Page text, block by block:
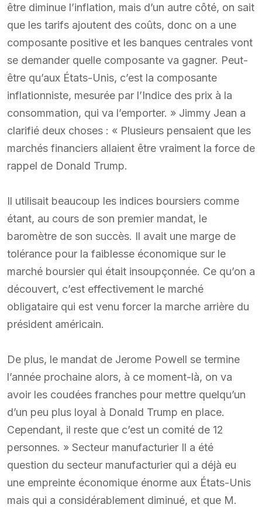
être diminue l’inflation, mais d’un autre côté, on sait
que les tarifs ajoutent des coûts, donc on a une
composante positive et les banques centrales vont
se demander quelle composante va gagner. Peut-
être qu’aux États-Unis, c’est la composante
inflationniste, mesurée par l’Indice des prix à la
consommation, qui va l’emporter. » Jimmy Jean a
clarifié deux choses : « Plusieurs pensaient que les
marchés financiers allaient être vraiment la force de
rappel de Donald Trump.
Il utilisait beaucoup les indices boursiers comme
étant, au cours de son premier mandat, le
baromètre de son succès. Il avait une marge de
tolérance pour la faiblesse économique sur le
marché boursier qui était insoupçonnée. Ce qu’on a
découvert, c’est effectivement le marché
obligataire qui est venu forcer la marche arrière du
président américain.
De plus, le mandat de Jerome Powell se termine
l’année prochaine alors, à ce moment-là, on va
avoir les coudées franches pour mettre quelqu’un
d’un peu plus loyal à Donald Trump en place.
Cependant, il reste que c’est un comité de 12
personnes. » Secteur manufacturier Il a été
question du secteur manufacturier qui a déjà eu
une empreinte économique énorme aux États-Unis
mais qui a considérablement diminué, et que M.